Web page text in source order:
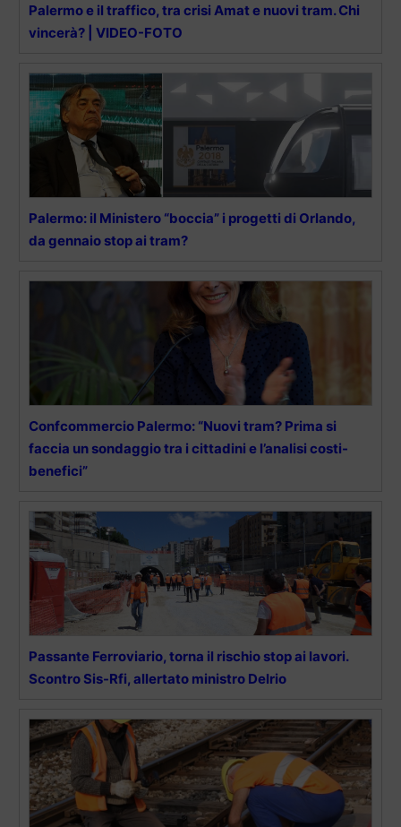
Palermo e il traffico, tra crisi Amat e nuovi tram. Chi
vincerà? | VIDEO-FOTO
Palermo: il Ministero “boccia” i progetti di Orlando,
da gennaio stop ai tram?
Confcommercio Palermo: “Nuovi tram? Prima si
faccia un sondaggio tra i cittadini e l’analisi costi-
benefici”
Passante Ferroviario, torna il rischio stop ai lavori.
Scontro Sis-Rfi, allertato ministro Delrio